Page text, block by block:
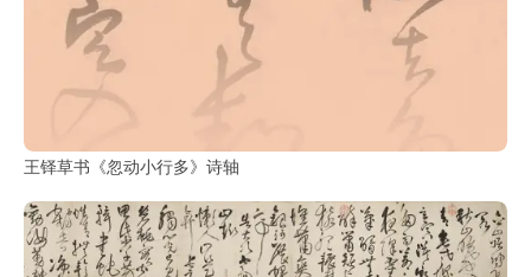
王铎草书《忽动小行多》诗轴